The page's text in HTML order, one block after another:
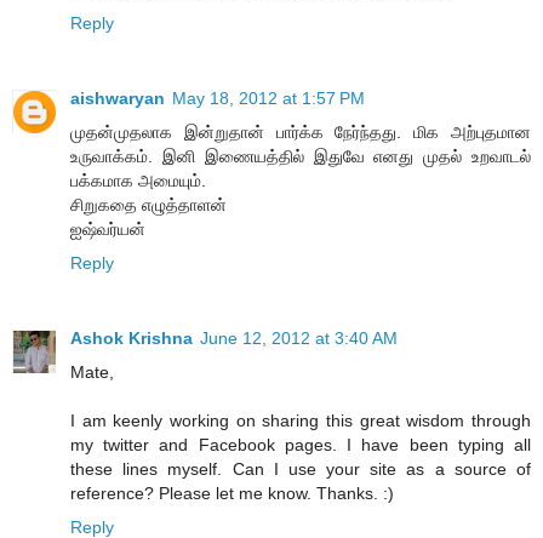
Reply
aishwaryan May 18, 2012 at 1:57 PM
முதன்முதலாக இன்றுதான் பார்க்க நேர்ந்தது. மிக அற்புதமான
உருவாக்கம். இனி இணையத்தில் இதுவே எனது முதல் உறவாடல்
பக்கமாக அமையும்.
சிறுகதை எழுத்தாளன்
ஐஷ்வர்யன்
Reply
Ashok Krishna June 12, 2012 at 3:40 AM
Mate,
I am keenly working on sharing this great wisdom through
my twitter and Facebook pages. I have been typing all
these lines myself. Can I use your site as a source of
reference? Please let me know. Thanks. :)
Reply